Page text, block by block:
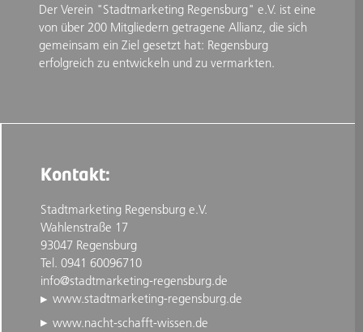
Der Verein "Stadtmarketing Regensburg" e.V. ist eine
von über 200 Mitgliedern getragene Allianz, die sich
gemeinsam ein Ziel gesetzt hat: Regensburg
erfolgreich zu entwickeln und zu vermarkten.
Kontakt:
Stadtmarketing Regensburg e.V.
Wahlenstraße 17
93047 Regensburg
Tel. 0941 60096710
info@stadtmarketing-regensburg.de
www.stadtmarketing-regensburg.de
www.nacht-schafft-wissen.de